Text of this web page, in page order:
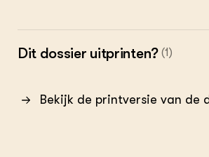
Dit dossier uitprinten? (1)
Bekijk de printversie van de